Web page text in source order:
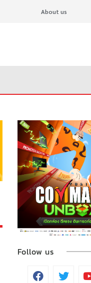
About us
Follow us